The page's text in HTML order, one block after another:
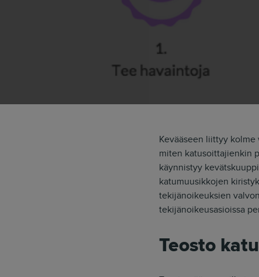
Kevääseen liittyy
miten katusoittajienkin
käynnistyy
katumuusikkojen
tekijänoikeuksien
tekijänoikeusasioissa
Teosto